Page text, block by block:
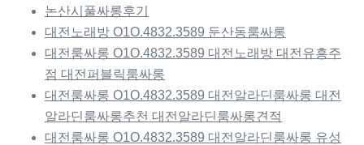
논산시풀싸롱후기
대전노래방 O1O.4832.3589 둔산동룸싸롱
대전룸싸롱 O1O.4832.3589 대전노래방 대전유흥주
점 대전퍼블릭룸싸롱
대전룸싸롱 O1O.4832.3589 대전알라딘룸싸롱 대전
알라딘룸싸롱추천 대전알라딘룸싸롱견적
대전룸싸롱 O1O.4832.3589 대전알라딘룸싸롱 유성